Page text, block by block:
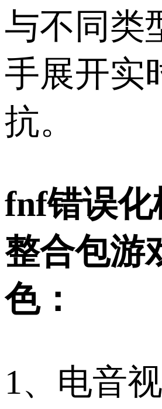
与不同类
手展开实
抗。
fnf错误化
整合包游
色：
1、电音